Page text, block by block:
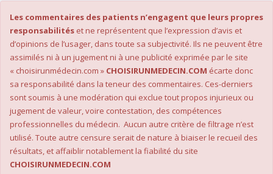
Les commentaires des patients n’engagent que leurs propres
responsabilités et ne représentent que l’expression d’avis et
d’opinions de l’usager, dans toute sa subjectivité. Ils ne peuvent être
assimilés ni à un jugement ni à une publicité exprimée par le site
« choisirunmédecin.com » CHOISIRUNMEDECIN.COM écarte donc
sa responsabilité dans la teneur des commentaires. Ces-derniers
sont soumis à une modération qui exclue tout propos injurieux ou
jugement de valeur, voire contestation, des compétences
professionnelles du médecin. Aucun autre critère de filtrage n’est
utilisé. Toute autre censure serait de nature à biaiser le recueil des
résultats, et affaiblir notablement la fiabilité du site
CHOISIRUNMEDECIN.COM